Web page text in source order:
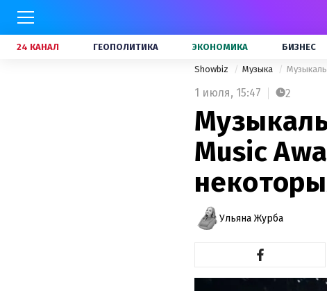
24 КАНАЛ ГЕОПОЛИТИКА ЭКОНОМИКА БИЗНЕС
Showbiz Музыка
1 июля, 15:47 2
Music
Ульяна Журба